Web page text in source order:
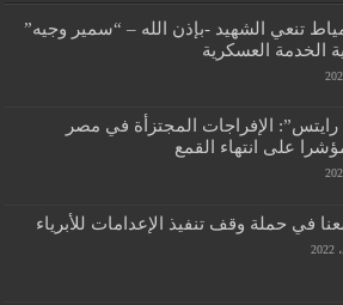
تنعي الشهيد -بإذن الله – “سمير وجيه”
الخدمة العسكرية
الإفراجات المجتزأة في مصر
على انتهاء القمع
في حملة وقف تنفيذ الإعدامات للأبرياء